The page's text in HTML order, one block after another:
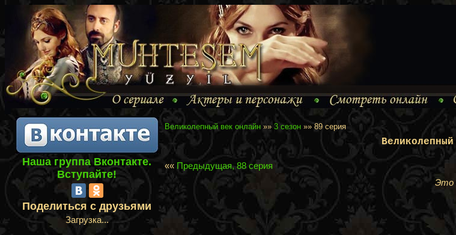
Наша группа Вконтакте.
Вступайте!
Поделиться с друзьями
Загрузка...
Великолепный век онлайн»» 3 сезон»» 89 серия
«« Предыдущая, 88 серия
Это